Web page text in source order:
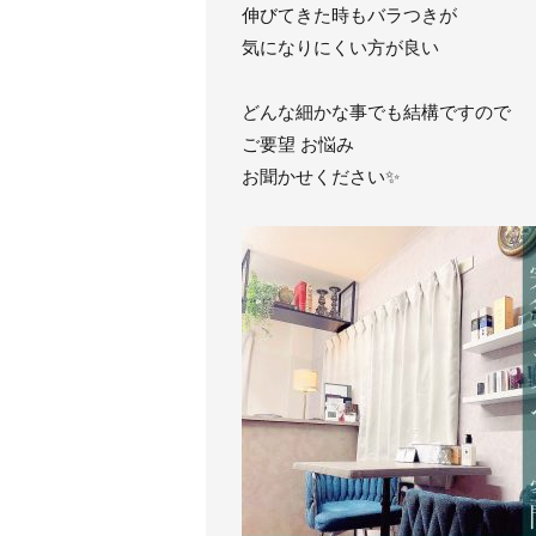
伸びてきた時もバラつきが
気になりにくい方が良い
どんな細かな事でも結構ですので
ご要望 お悩み
お聞かせください✨